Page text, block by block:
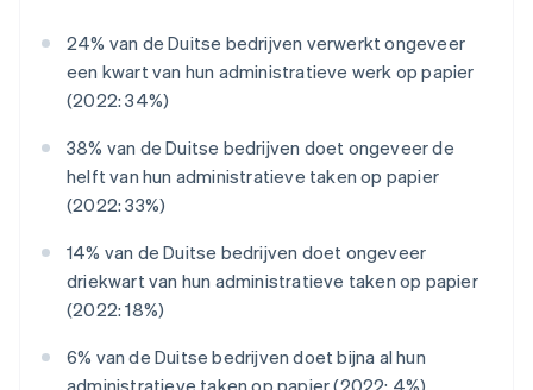
24% van de Duitse bedrijven verwerkt ongeveer
een kwart van hun administratieve werk op papier
(2022: 34%)
38% van de Duitse bedrijven doet ongeveer de
helft van hun administratieve taken op papier
(2022: 33%)
14% van de Duitse bedrijven doet ongeveer
driekwart van hun administratieve taken op papier
(2022: 18%)
6% van de Duitse bedrijven doet bijna al hun